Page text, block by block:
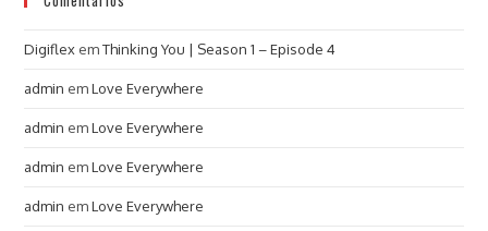
Digiflex emThinking You | Season 1 – Episode 4
admin emLove Everywhere
admin emLove Everywhere
admin emLove Everywhere
admin emLove Everywhere